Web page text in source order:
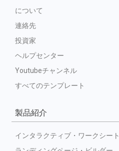
について
連絡先
投資家
ヘルプセンター
Youtubeチャンネル
すべてのテンプレート
製品紹介
インタラクティブ・ワークシート